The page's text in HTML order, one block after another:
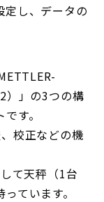
定し、データの
」の3つの構
す。
校正などの機
て天秤（1台
ています。